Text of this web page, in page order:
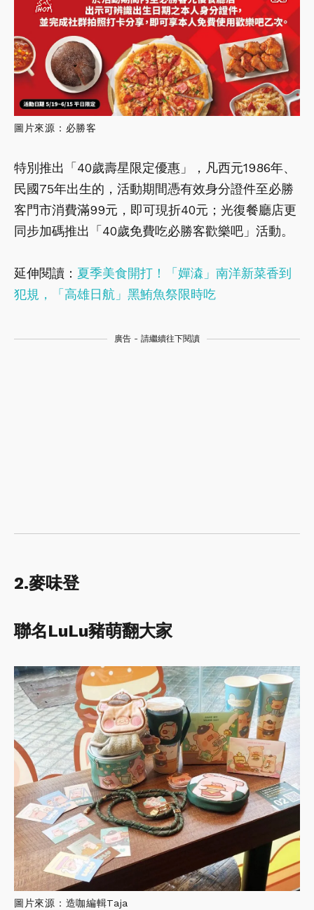
圖片來源：必勝客
特別推出「40歲壽星限定優惠」，凡西元1986年、
民國75年出生的，活動期間憑有效身分證件至必勝
客門市消費滿99元，即可現折40元；光復餐廳店更
同步加碼推出「40歲免費吃必勝客歡樂吧」活動。
延伸閱讀： 夏季美食開打！「嬋潹」南洋新菜香到
犯規，「高雄日航」黑鮪魚祭限時吃
廣告 - 請繼續往下閱讀
2.麥味登
聯名LuLu豬萌翻大家
圖片來源：造咖編輯Taja